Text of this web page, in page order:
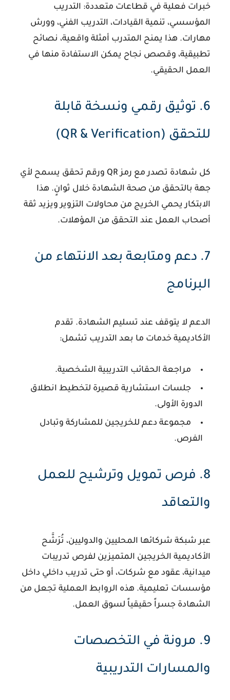
خبرات فعلية في قطاعات متعددة: التدريب
المؤسسي، تنمية القيادات، التدريب الفني، وورش
مهارات. هذا يمنح المتدرب أمثلة واقعية، نصائح
تطبيقية، وقصص نجاح يمكن الاستفادة منها في
العمل الحقيقي.
6. توثيق رقمي ونسخة قابلة
للتحقق (QR & Verification)
كل شهادة تصدر مع رمز QR ورقم تحقق يسمح لأي
جهة بالتحقق من صحة الشهادة خلال ثوانٍ. هذا
الابتكار يحمي الخريج من محاولات التزوير ويزيد ثقة
أصحاب العمل عند التحقق من المؤهلات.
7. دعم ومتابعة بعد الانتهاء من
البرنامج
الدعم لا يتوقف عند تسليم الشهادة. تقدم
الأكاديمية خدمات ما بعد التدريب تشمل:
مراجعة الحقائب التدريبية الشخصية.
جلسات استشارية قصيرة لتخطيط انطلاق
الدورة الأولى.
مجموعة دعم للخريجين للمشاركة وتبادل
الفرص.
8. فرص تمويل وترشيح للعمل
والتعاقد
عبر شبكة شركائها المحليين والدوليين، تُرَشَّح
الأكاديمية الخريجين المتميزين لفرص تدريبات
ميدانية، عقود مع شركات، أو حتى تدريب داخلي داخل
مؤسسات تعليمية. هذه الروابط العملية تجعل من
الشهادة جسراً حقيقياً لسوق العمل.
9. مرونة في التخصصات
والمسارات التدريبية